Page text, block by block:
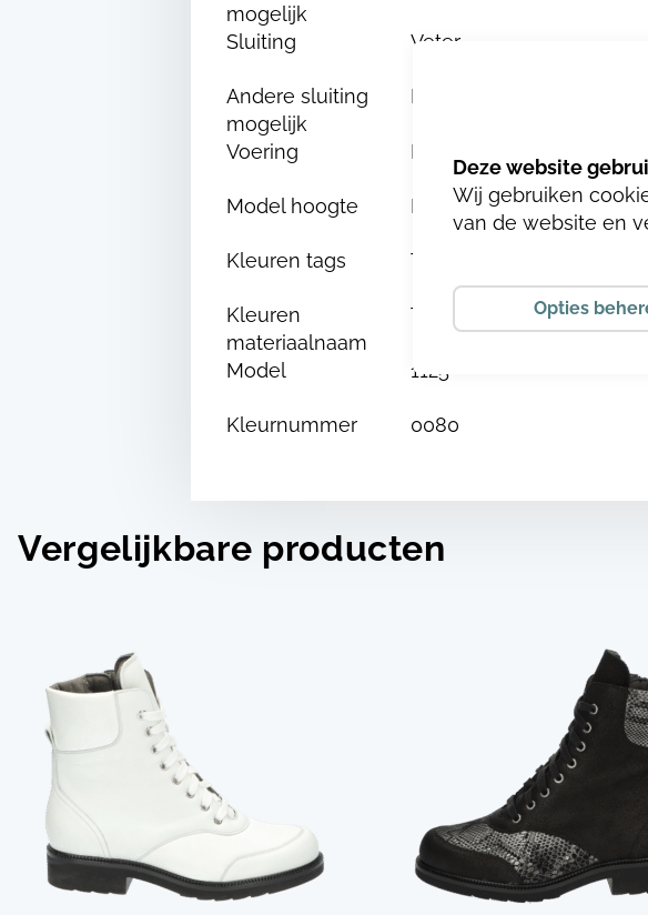
mogelijk
Sluiting Veter
Andere sluiting
mogelijk
Nee
Voering Fashmo
Model hoogte Laag
Kleuren tags Taupe
Kleuren
materiaalnaam
TAUPE/TAUPE/TAUPE
Model 1125
Kleurnummer 0080
Vergelijkbare producten
Wij gebruiken
van de website en
Opties